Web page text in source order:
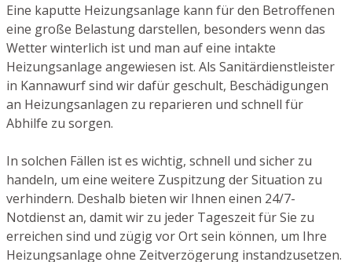
Eine kaputte Heizungsanlage kann für den Betroffenen
eine große Belastung darstellen, besonders wenn das
Wetter winterlich ist und man auf eine intakte
Heizungsanlage angewiesen ist. Als Sanitärdienstleister
in Kannawurf sind wir dafür geschult, Beschädigungen
an Heizungsanlagen zu reparieren und schnell für
Abhilfe zu sorgen.
In solchen Fällen ist es wichtig, schnell und sicher zu
handeln, um eine weitere Zuspitzung der Situation zu
verhindern. Deshalb bieten wir Ihnen einen 24/7-
Notdienst an, damit wir zu jeder Tageszeit für Sie zu
erreichen sind und zügig vor Ort sein können, um Ihre
Heizungsanlage ohne Zeitverzögerung instandzusetzen.